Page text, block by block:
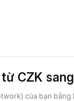
CZK
của bạn